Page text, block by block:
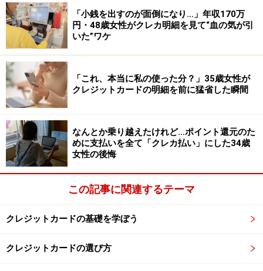
「小銭を出すのが面倒になり…」年収170万
円・48歳女性がクレカ明細を見て“血の気が引
いた”ワケ
「これ、本当に私の使った分？」35歳女性が
クレジットカードの明細を前に猛省した瞬間
なんとか乗り越えたけれど…ポイント還元のた
めに支払いを全て「クレカ払い」にした34歳
女性の後悔
この記事に関連するテーマ
クレジットカードの基礎を学ぼう
クレジットカードの選び方